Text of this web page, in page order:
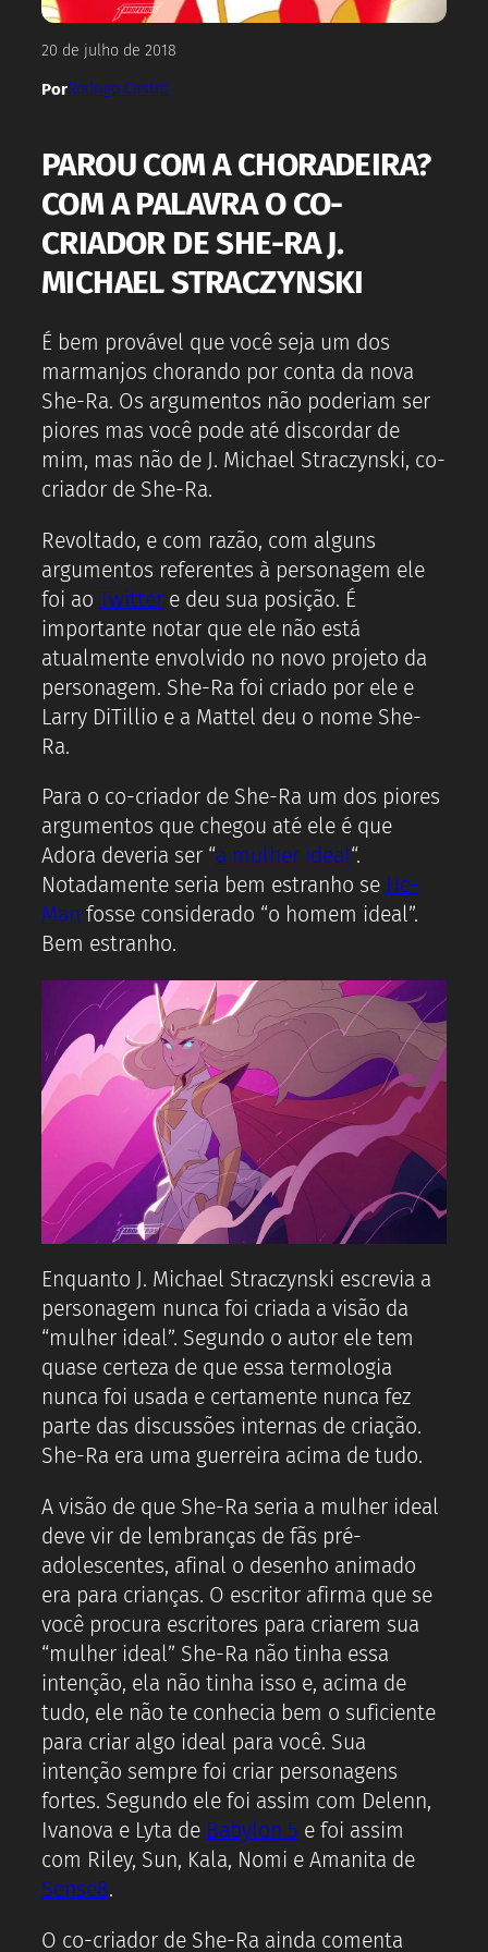
20 de julho de 2018
PorRodrigo Castro
PAROU COM A CHORADEIRA?
COM A PALAVRA O CO-
CRIADOR DE SHE-RA J.
MICHAEL STRACZYNSKI
É bem provável que você seja um dos
marmanjos chorando por conta da nova
She-Ra. Os argumentos não poderiam ser
piores mas você pode até discordar de
mim, mas não de J. Michael Straczynski, co-
criador de She-Ra.
Revoltado, e com razão, com alguns
argumentos referentes à personagem ele
foi ao Twittere deu sua posição. É
importante notar que ele não está
atualmente envolvido no novo projeto da
personagem. She-Ra foi criado por ele e
Larry DiTillio e a Mattel deu o nome She-
Ra.
Para o co-criador de She-Ra um dos piores
argumentos que chegou até ele é que
Adora deveria ser “a mulher ideal“.
Notadamente seria bem estranho se He-
Man fosse considerado “o homem ideal”.
Bem estranho.
Enquanto J. Michael Straczynski escrevia a
personagem nunca foi criada a visão da
“mulher ideal”. Segundo o autor ele tem
quase certeza de que essa termologia
nunca foi usada e certamente nunca fez
parte das discussões internas de criação.
She-Ra era uma guerreira acima de tudo.
A visão de que She-Ra seria a mulher ideal
deve vir de lembranças de fãs pré-
adolescentes, afinal o desenho animado
era para crianças. O escritor afirma que se
você procura escritores para criarem sua
“mulher ideal” She-Ra não tinha essa
intenção, ela não tinha isso e, acima de
tudo, ele não te conhecia bem o suficiente
para criar algo ideal para você. Sua
intenção sempre foi criar personagens
fortes. Segundo ele foi assim com Delenn,
Ivanova e Lyta de Babylon 5 e foi assim
com Riley, Sun, Kala, Nomi e Amanita de
Sense8.
O co-criador de She-Ra ainda comenta